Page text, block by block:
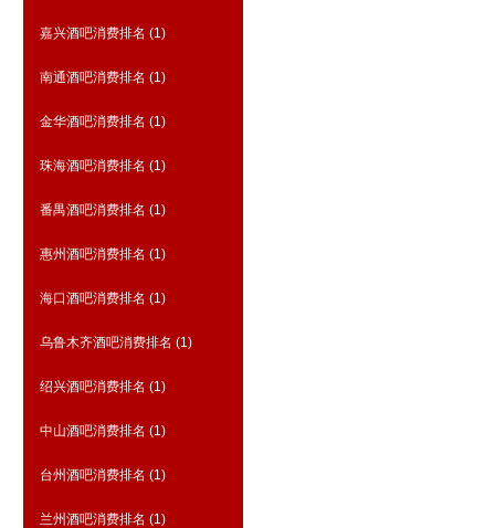
嘉兴酒吧消费排名 (1)
南通酒吧消费排名 (1)
金华酒吧消费排名 (1)
珠海酒吧消费排名 (1)
番禺酒吧消费排名 (1)
惠州酒吧消费排名 (1)
海口酒吧消费排名 (1)
乌鲁木齐酒吧消费排名 (1)
绍兴酒吧消费排名 (1)
中山酒吧消费排名 (1)
台州酒吧消费排名 (1)
兰州酒吧消费排名 (1)